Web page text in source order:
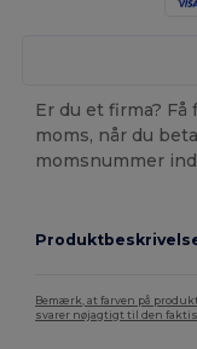
Er du et firma?
moms, når du
momsnummer
Bemærk, at farven på
svarer nøjagtigt til den